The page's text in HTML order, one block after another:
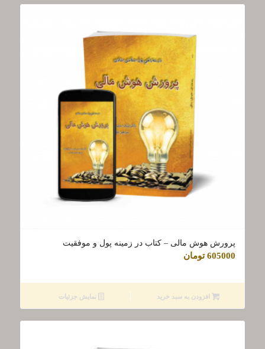
پرورش هوش مالی – کتاب در زمینه پول و موفقیت
605000 تومان
افزودن به سبد خرید نمایش جزئیات